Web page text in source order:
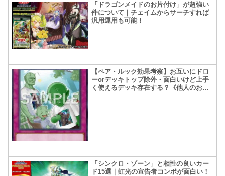
「ドラゴンメイドのお片付け」が超強い
件について｜チェイムからサーチすれば
汎用運用も可能！
【ペア・ルック効果考察】お互いにドロ
ーorデッキトップ除外・面白いけど上手
く使えるデッキ存在する？《他人のお父
「シンクロ・ゾーン」と相性の良いカー
ド15選｜虹光の宣告者コンボが面白い！